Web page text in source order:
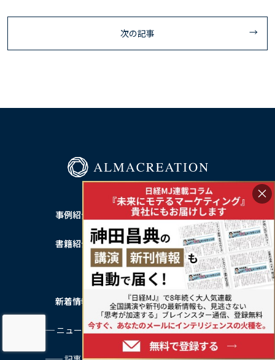
次の記事
×
事例紹介
書籍紹介
私たちについて
── 会社概要
── 会社沿革
新着情報
── ニュース一覧
サービス利用規約
プライバシーポリシー